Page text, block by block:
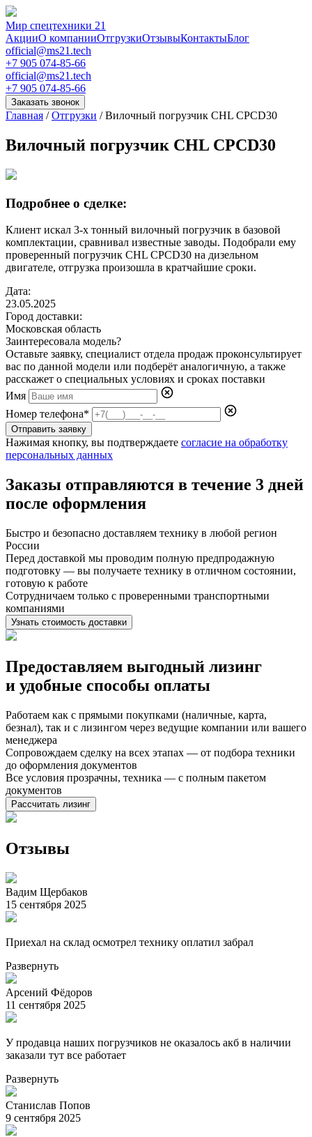
Мир спецтехники 21
АкцииО компанииОтгрузкиОтзывыКонтактыБлог
official@ms21.tech
+7 905 074-85-66
official@ms21.tech
+7 905 074-85-66
Заказать звонок
Главная /Отгрузки /Вилочный погрузчик CHL CPCD30
Вилочный погрузчик CHL CPCD30
Подробнее о сделке:
Клиент искал 3-х тонный вилочный погрузчик в базовой
комплектации, сравнивал известные заводы. Подобрали ему
проверенный погрузчик CHL CPCD30 на дизельном
двигателе, отгрузка произошла в кратчайшие сроки.
Дата:
23.05.2025
Город доставки:
Московская область
Заинтересовала модель?
Оставьте заявку, специалист отдела продаж проконсультирует
вас по данной модели или подберёт аналогичную, а также
расскажет о специальных условиях и сроках поставки
Имя
Номер телефона*
Отправить заявку
Нажимая кнопку, вы подтверждаете согласие на обработку
персональных данных
Заказы отправляются в течение 3 дней
после оформления
Быстро и безопасно доставляем технику в любой регион
России
Перед доставкой мы проводим полную предпродажную
подготовку — вы получаете технику в отличном состоянии,
готовую к работе
Сотрудничаем только с проверенными транспортными
компаниями
Узнать стоимость доставки
Предоставляем выгодный лизинг
и удобные способы оплаты
Работаем как с прямыми покупками (наличные, карта,
безнал), так и с лизингом через ведущие компании или вашего
менеджера
Сопровождаем сделку на всех этапах — от подбора техники
до оформления документов
Все условия прозрачны, техника — с полным пакетом
документов
Рассчитать лизинг
Отзывы
Вадим Щербаков
15 сентября 2025
Приехал на склад осмотрел технику оплатил забрал
Развернуть
Арсений Фёдоров
11 сентября 2025
У продавца наших погрузчиков не оказалось акб в наличии
заказали тут все работает
Развернуть
Станислав Попов
9 сентября 2025